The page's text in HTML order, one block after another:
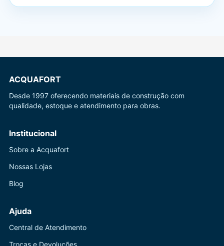
ACQUAFORT
Desde 1997 oferecendo materiais de construção com
qualidade, estoque e atendimento para obras.
Institucional
Sobre a Acquafort
Nossas Lojas
Blog
Ajuda
Central de Atendimento
Trocas e Devoluções